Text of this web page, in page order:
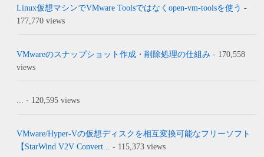
Linux仮想マシンでVMware Toolsではなくopen-vm-toolsを使う -
177,770 views
VMwareのスナップショット作成・削除処理の仕組み - 170,558
views
... - 120,595 views
VMware/Hyper-Vの仮想ディスクを相互変換可能なフリーソフト
【StarWind V2V Convert...
- 115,373 views